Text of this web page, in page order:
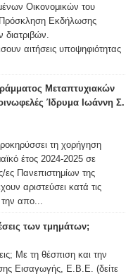
Οικονομικών του
Εκδήλωσης
αιτήσεις υποψηφιότητας
Μεταπτυχιακών
Ίδρυμα Ιωάννη Σ.
τη χορήγηση
έτος 2024-2025 σε
ες Πανεπιστημίων της
αριστεύσει κατά τις
απο...
των τμημάτων;
Με τη θέσπιση και την
Εισαγωγής, Ε.Β.Ε. (δείτε